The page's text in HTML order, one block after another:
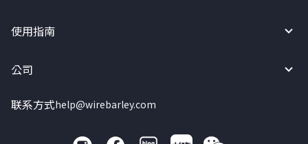
使用指南
公司
联系方式help@wirebarley.com